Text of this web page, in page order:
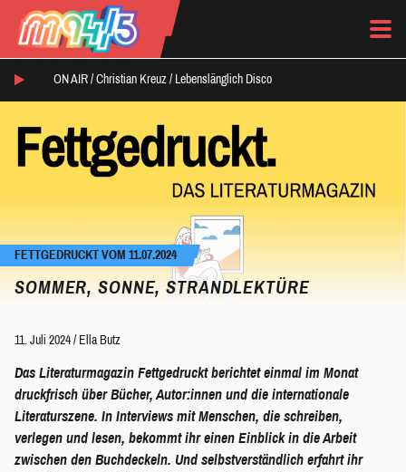
ON AIR / Christian Kreuz / Lebenslänglich Disco
FETTGEDRUCKT VOM 11.07.2024
SOMMER, SONNE, STRANDLEKTÜRE
11. Juli 2024/ Ella Butz
Das Literaturmagazin Fettgedruckt berichtet einmal im Monat
druckfrisch über Bücher, Autor:innen und die internationale
Literaturszene. In Interviews mit Menschen, die schreiben,
verlegen und lesen, bekommt ihr einen Einblick in die Arbeit
zwischen den Buchdeckeln. Und selbstverständlich erfahrt ihr